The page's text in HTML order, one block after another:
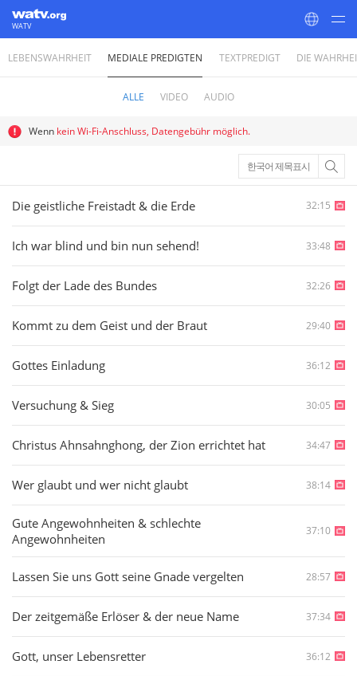
WATV
World Mission Society Church of God
LEBENSWAHRHEIT MEDIALE PREDIGTEN TEXTPREDIGT DIE
ALLE VIDEO AUDIO
Wenn kein Wi-Fi-Anschluss, Datengebühr möglich.
한국어 제목표시
Die geistliche Freistadt & die Erde 32:15
Ich war blind und bin nun sehend! 33:48
Folgt der Lade des Bundes 32:26
Kommt zu dem Geist und der Braut 29:40
Gottes Einladung 36:12
Versuchung & Sieg 30:05
Christus Ahnsahnghong, der Zion errichtet hat 34:47
Wer glaubt und wer nicht glaubt 38:14
Gute Angewohnheiten & schlechte
Angewohnheiten
37:10
Lassen Sie uns Gott seine Gnade vergelten 28:57
Der zeitgemäße Erlöser & der neue Name 37:34
Gott, unser Lebensretter 36:12